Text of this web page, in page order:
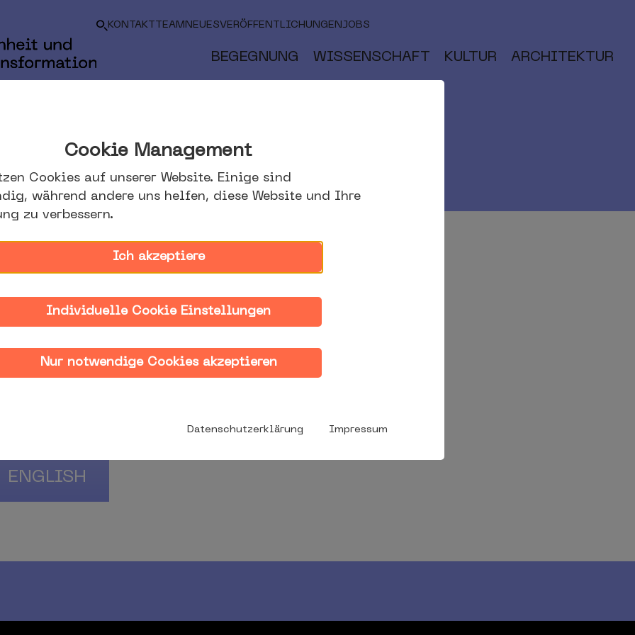
Cookie Management
Cookies auf unserer Website. Einige sind
während andere uns helfen, diese Website und Ihre
zu verbessern.
Ich akzeptiere
Individuelle Cookie Einstellungen
Nur notwendige Cookies akzeptieren
Datenschutzerklärung Impressum
KONTAKT TEAM NEUESVERÖFFENTLICHUNGEN JOBS
BEGEGNUNG WISSENSCHAFT KULTUR ARCHITEKTUR
SIGNET
ENGLISH